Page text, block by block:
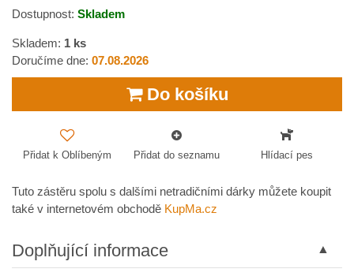
Dostupnost: Skladem
Skladem: 1 ks
Doručíme dne: 07.08.2026
Do košíku
Přidat k Oblíbeným Přidat do seznamu Hlídací pes
Tuto zástěru spolu s dalšími netradičními dárky můžete koupit
také v internetovém obchodě KupMa.cz
Doplňující informace